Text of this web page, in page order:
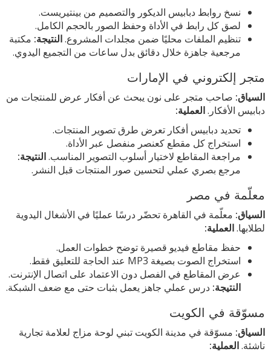
نسخ روابط دبابيس الديكور والتصميم من بينتيريست.
لصق كل رابط في الأداة وحفظ الصور بالحجم الكامل.
تنظيم الملفات محليًا ضمن مجلدات المشروع.النتيجة: مكتبة
مرجعية جاهزة خلال دقائق بدل ساعات من التجميع اليدوي.
متجر إلكتروني في الإمارات
السياق: صاحب متجر على نون يبحث عن أفكار عرض للمنتجات من
دبابيس الأفكار.العملية:
تحديد دبابيس أفكار تعرض طرق تصوير المنتجات.
استخراج كل مقطع كعنصر منفصل عبر الأداة.
مراجعة المقاطع لاختيار أسلوب التصوير المناسب.النتيجة:
مرجع بصري عملي لتحسين صور المنتجات قبل النشر.
معلّمة في مصر
السياق: معلّمة في القاهرة تحضّر درسًا عمليًا في الأشغال اليدوية
لطلابها.العملية:
حفظ مقاطع فيديو قصيرة توضح خطوات العمل.
استخراج الصوت بصيغة MP3 عند الحاجة للتعليق فقط.
عرض المقاطع في الفصل دون الاعتماد على اتصال الإنترنت.
النتيجة: درس عملي جاهز يعمل بثبات حتى مع ضعف الشبكة.
مسوّقة في الكويت
السياق: مسوّقة في مدينة الكويت تبني لوحة مزاج لعلامة تجارية
ناشئة.العملية: